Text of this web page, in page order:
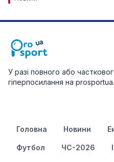
У разі повного або
гіперпосилання на
Головна Новини
Футбол ЧС-2026